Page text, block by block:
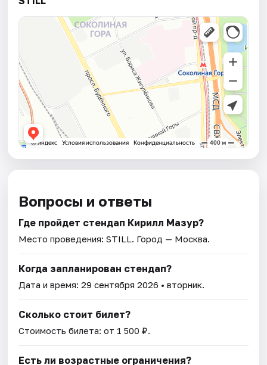
Вопросы и ответы
Где пройдет стендап Кирилл Мазур?
Место проведения:STILL. Город — Москва.
Когда запланирован стендап?
Дата и время:29 сентября 2026 • вторник.
Сколько стоит билет?
Стоимость билета: от 1 500 ₽.
Есть ли возрастные ограничения?